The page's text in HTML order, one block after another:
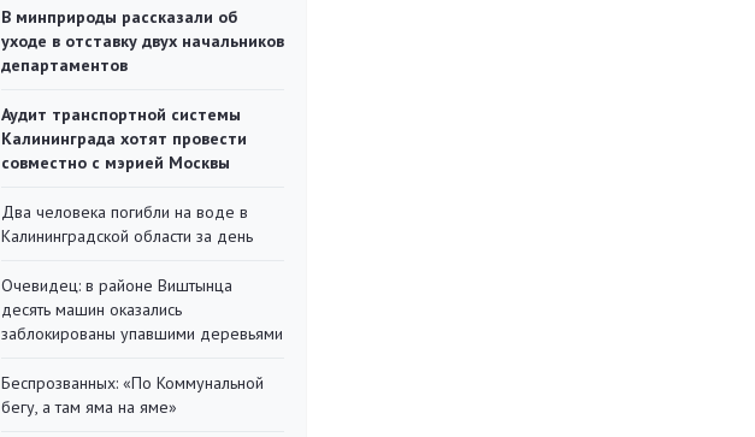
В минприроды рассказали об
уходе в отставку двух начальников
департаментов
Аудит транспортной системы
Калининграда хотят провести
совместно с мэрией Москвы
Два человека погибли на воде в
Калининградской области за день
Очевидец: в районе Виштынца
десять машин оказались
заблокированы упавшими деревьями
Беспрозванных: «По Коммунальной
бегу, а там яма на яме»